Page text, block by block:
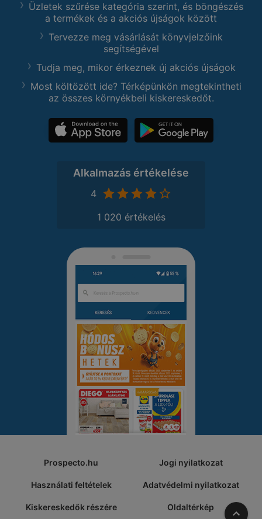
Üzletek szűrése kategória szerint, és böngészés
a termékek és a akciós újságok között
Tervezze meg vásárlását könyvjelzőink
segítségével
Tudja meg, mikor érkeznek új akciós újságok
Most költözött ide? Térképünkön megtekintheti
az összes környékbeli kiskereskedőt.
Alkalmazás értékelése
4
1 020 értékelés
Prospecto.hu Jogi nyilatkozat
Használati feltételek Adatvédelmi nyilatkozat
Kiskereskedők részére Oldaltérkép A